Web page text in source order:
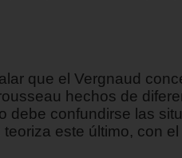
que el Vergnaud
hechos de
debe confundirse las
este último, con